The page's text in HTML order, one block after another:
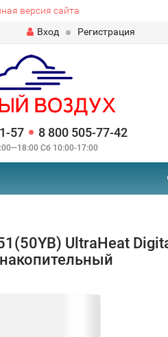
версия сайта
Вход Регистрация
57 8 800 505-77-42
Сб 10:00-17:00
UltraHeat